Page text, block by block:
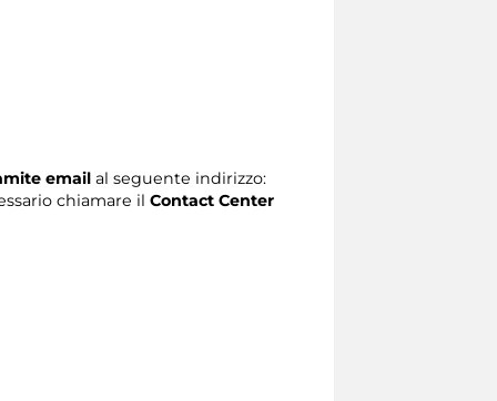
email al seguente indirizzo:
chiamare il Contact Center